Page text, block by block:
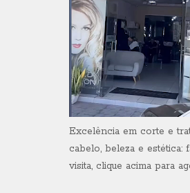
Excelência em corte e
cabelo, beleza e estética:
visita, clique acima para